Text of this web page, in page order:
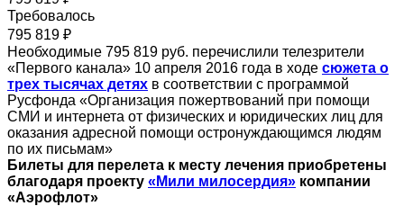
Требовалось
795 819 ₽
Необходимые 795 819 руб. перечислили телезрители
«Первого канала» 10 апреля 2016 года в ходе сюжета о
трех тысячах детях в соответствии с программой
Русфонда «Организация пожертвований при помощи
СМИ и интернета от физических и юридических лиц для
оказания адресной помощи остронуждающимся людям
по их письмам»
Билеты для перелета к месту лечения приобретены
благодаря проекту «Мили милосердия» компании
«Аэрофлот»